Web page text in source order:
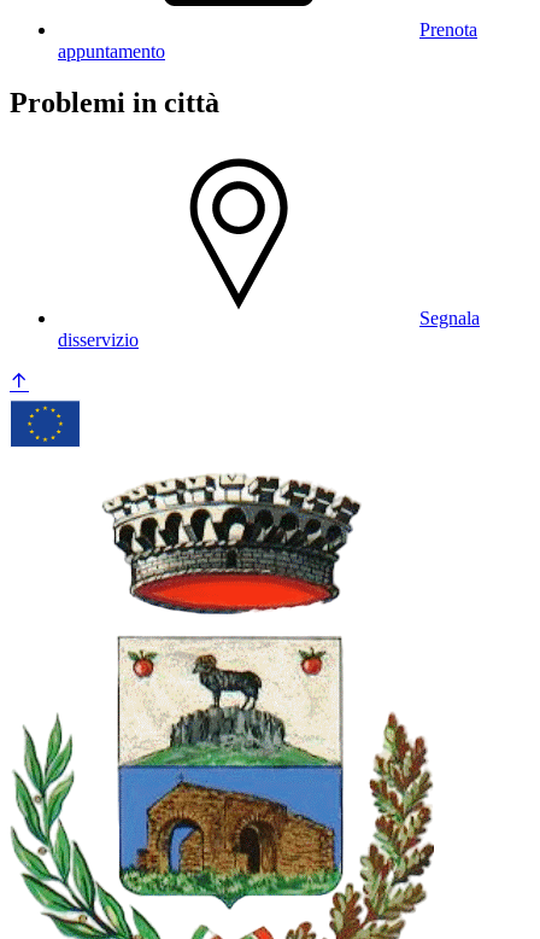
Prenota
appuntamento
Problemi in città
Segnala
disservizio